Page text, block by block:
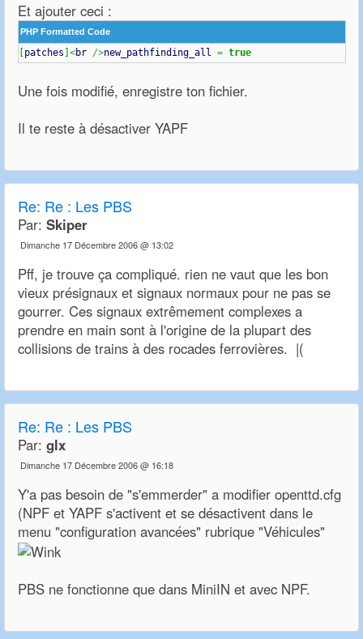
Et ajouter ceci :
PHP Formatted Code
patches <br />new_pathfinding_all = true
Une fois modifié, enregistre ton fichier.
Il te reste à désactiver YAPF
Re: Re : Les PBS
Par: Skiper
Dimanche 17 Décembre 2006 @ 13:02
Pff, je trouve ça compliqué. rien ne vaut que les bon
vieux présignaux et signaux normaux pour ne pas se
gourrer. Ces signaux extrêmement complexes a
prendre en main sont à l'origine de la plupart des
collisions de trains à des rocades ferrovières. |(
Re: Re : Les PBS
Par: glx
Dimanche 17 Décembre 2006 @ 16:18
Y'a pas besoin de "s'emmerder" a modifier openttd.cfg
(NPF et YAPF s'activent et se désactivent dans le
menu "configuration avancées" rubrique "Véhicules"
PBS ne fonctionne que dans MiniIN et avec NPF.